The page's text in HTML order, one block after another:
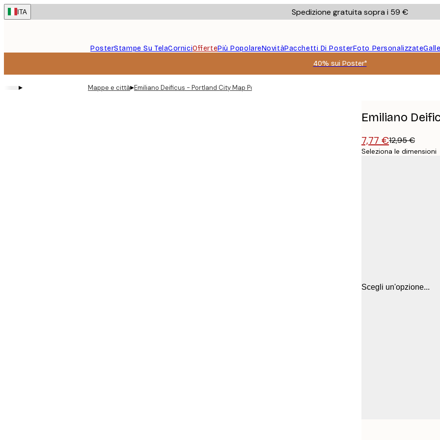
Skip
to
ITA Spedizione gratuita sopra i 59 €
PosterStampe Su TelaCorniciOffertePiù PopolareNovitàPacchetti Di PosterFoto Personalizzate
40% sui Poster*
▸ Mappe e città▸Emiliano Deificus - Portland City Map Poster
Emiliano
7,77 €12,95 €
Seleziona le dimensioni
Scegli un'opzione...